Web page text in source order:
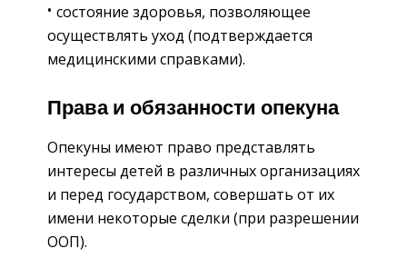
состояние здоровья, позволяющее
осуществлять уход (подтверждается
медицинскими справками).
Права и обязанности опекуна
Опекуны имеют право представлять
интересы детей в различных организациях
и перед государством, совершать от их
имени некоторые сделки (при разрешении
ООП).